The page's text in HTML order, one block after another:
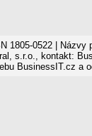
1805-0522 |
s.r.o., kontakt:
BusinessIT.cz a